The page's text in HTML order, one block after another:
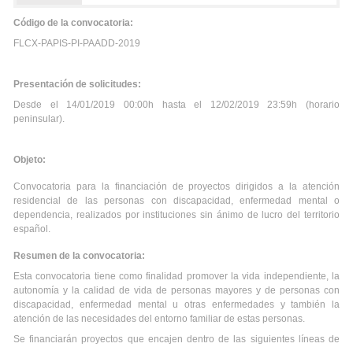
Código de la convocatoria:
FLCX-PAPIS-PI-PAADD-2019
Presentación de solicitudes:
Desde el 14/01/2019 00:00h hasta el 12/02/2019 23:59h (horario
peninsular).
Objeto:
Convocatoria para la financiación de proyectos dirigidos a la atención
residencial de las personas con discapacidad, enfermedad mental o
dependencia, realizados por instituciones sin ánimo de lucro del territorio
español.
Resumen de la convocatoria:
Esta convocatoria tiene como finalidad promover la vida independiente, la
autonomía y la calidad de vida de personas mayores y de personas con
discapacidad, enfermedad mental u otras enfermedades y también la
atención de las necesidades del entorno familiar de estas personas.
Se financiarán proyectos que encajen dentro de las siguientes líneas de